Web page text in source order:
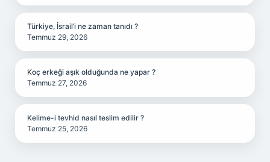
Türkiye, İsrail’i ne zaman tanıdı ?
Temmuz 29, 2026
Koç erkeği aşık olduğunda ne yapar ?
Temmuz 27, 2026
Kelime-i tevhid nasıl teslim edilir ?
Temmuz 25, 2026